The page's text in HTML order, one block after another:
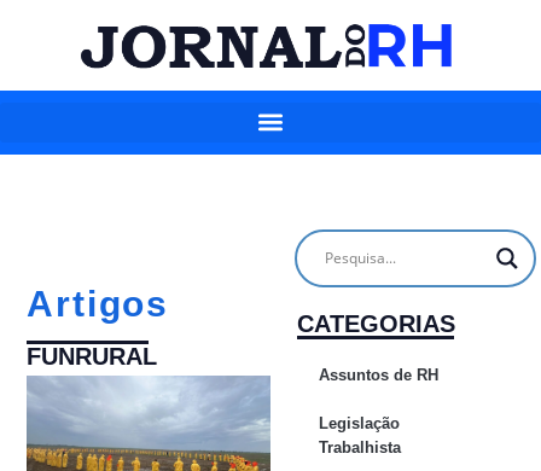
Artigos
FUNRURAL
CATEGORIAS
Assuntos de RH
Legislação
Trabalhista